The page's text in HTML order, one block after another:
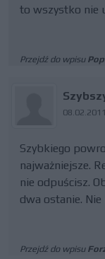
to wszystko nie
Przejdź do wpisu
Szybkiego
najważniejsze.
nie odpuścisz.
dwa ostanie.
Przejdź do wpisu